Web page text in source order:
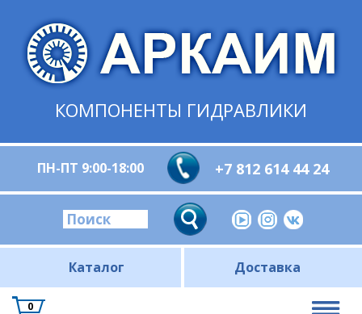
КОМПОНЕНТЫ ГИДРАВЛИКИ
ПН-ПТ 9:00-18:00 +7 812 614 44 24
Каталог Доставка
0